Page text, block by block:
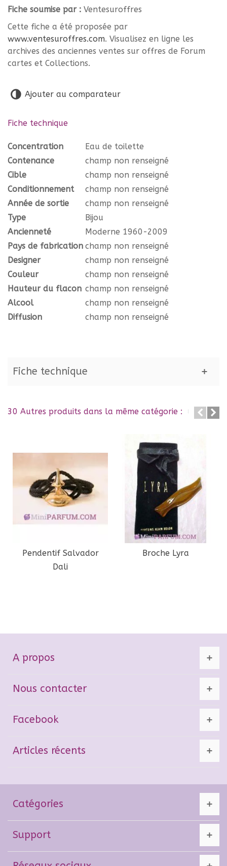
Fiche soumise par : Ventesuroffres
Cette fiche a été proposée par
www.ventesuroffres.com. Visualisez en ligne les
archives des anciennes ventes sur offres de Forum
cartes et Collections.
Ajouter au comparateur
Fiche technique
Concentration
Eau de toilette
Contenance
champ non renseigné
Cible
champ non renseigné
Conditionnement
champ non renseigné
Année de sortie
champ non renseigné
Type
Bijou
Ancienneté
Moderne 1960-2009
Pays de fabrication champ non renseigné
Designer
champ non renseigné
Couleur
champ non renseigné
Hauteur du flacon champ non renseigné
Alcool
champ non renseigné
Diffusion
champ non renseigné
Fiche technique
30 Autres produits dans la même catégorie :
Pendentif Salvador
Dali
Broche Lyra
A propos
Nous contacter
Facebook
Articles récents
Catégories
Support